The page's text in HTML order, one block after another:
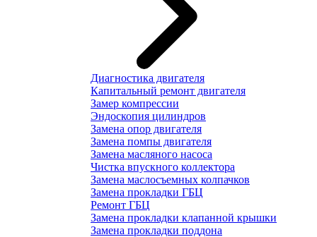
Диагностика двигателя
Капитальный ремонт двигателя
Замер компрессии
Эндоскопия цилиндров
Замена опор двигателя
Замена помпы двигателя
Замена масляного насоса
Чистка впускного коллектора
Замена маслосъемных колпачков
Замена прокладки ГБЦ
Ремонт ГБЦ
Замена прокладки клапанной крышки
Замена прокладки поддона